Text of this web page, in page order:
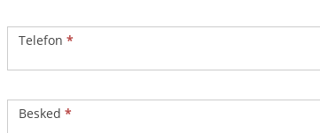
Telefon *
Besked *